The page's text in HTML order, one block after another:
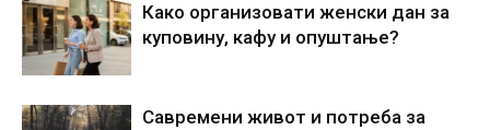
Како организовати женски дан за
куповину, кафу и опуштање?
Савремени живот и потреба за